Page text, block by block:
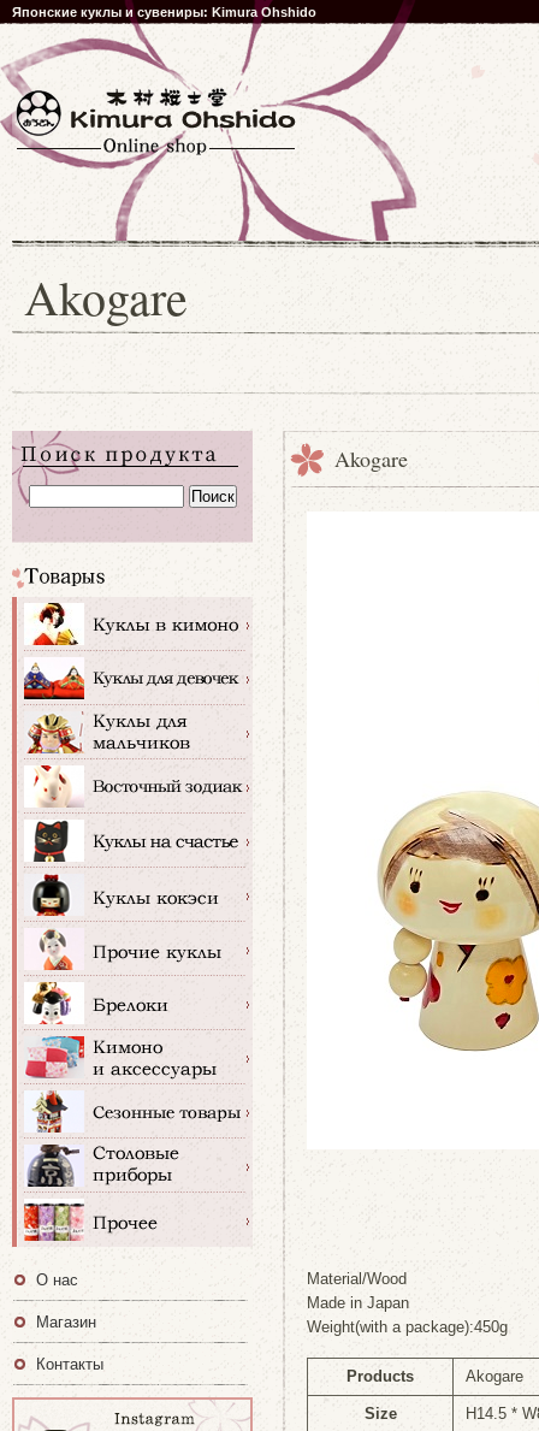
Японские куклы и сувениры: Kimura Ohshido
Akogare
Akogare
Material/Wood
Made in Japan
Weight(with a package):450g
Products Akogare
Size H14.5 *
О нас
Магазин
Контакты